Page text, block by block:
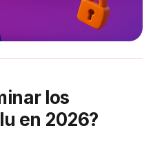
los
en 2026?